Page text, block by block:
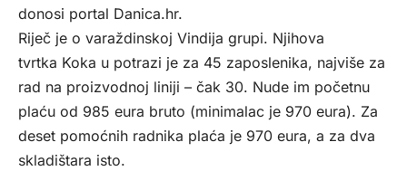
donosi portal Danica.hr.
Riječ je o varaždinskoj Vindija grupi. Njihova
tvrtka Koka u potrazi je za 45 zaposlenika, najviše za
rad na proizvodnoj liniji – čak 30. Nude im početnu
plaću od 985 eura bruto (minimalac je 970 eura). Za
deset pomoćnih radnika plaća je 970 eura, a za dva
skladištara isto.